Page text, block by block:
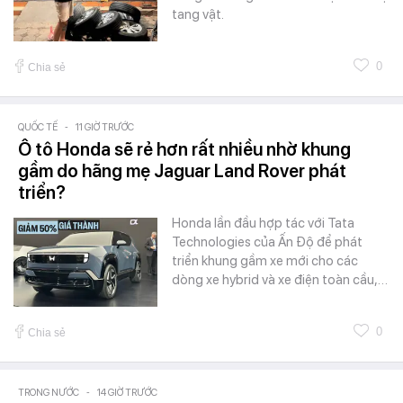
tang vật.
Chia sẻ 0
QUỐC TẾ - 11 GIỜ TRƯỚC
Ô tô Honda sẽ rẻ hơn rất nhiều nhờ khung
gầm do hãng mẹ Jaguar Land Rover phát
triển?
Honda lần đầu hợp tác với Tata
Technologies của Ấn Độ để phát
triển khung gầm xe mới cho các
dòng xe hybrid và xe điện toàn cầu,…
Chia sẻ 0
TRONG NƯỚC - 14 GIỜ TRƯỚC